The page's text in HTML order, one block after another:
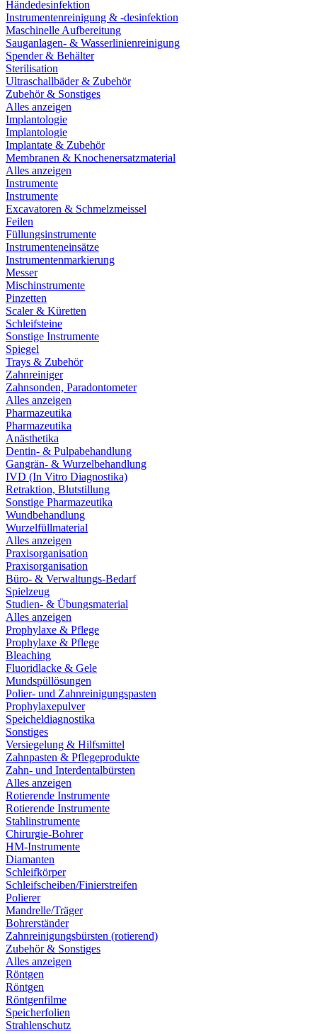
Händedesinfektion
Instrumentenreinigung & -desinfektion
Maschinelle Aufbereitung
Sauganlagen- & Wasserlinienreinigung
Spender & Behälter
Sterilisation
Ultraschallbäder & Zubehör
Zubehör & Sonstiges
Alles anzeigen
Implantologie
Implantologie
Implantate & Zubehör
Membranen & Knochenersatzmaterial
Alles anzeigen
Instrumente
Instrumente
Excavatoren & Schmelzmeissel
Feilen
Füllungsinstrumente
Instrumenteneinsätze
Instrumentenmarkierung
Messer
Mischinstrumente
Pinzetten
Scaler & Küretten
Schleifsteine
Sonstige Instrumente
Spiegel
Trays & Zubehör
Zahnreiniger
Zahnsonden, Paradontometer
Alles anzeigen
Pharmazeutika
Pharmazeutika
Anästhetika
Dentin- & Pulpabehandlung
Gangrän- & Wurzelbehandlung
IVD (In Vitro Diagnostika)
Retraktion, Blutstillung
Sonstige Pharmazeutika
Wundbehandlung
Wurzelfüllmaterial
Alles anzeigen
Praxisorganisation
Praxisorganisation
Büro- & Verwaltungs-Bedarf
Spielzeug
Studien- & Übungsmaterial
Alles anzeigen
Prophylaxe & Pflege
Prophylaxe & Pflege
Bleaching
Fluoridlacke & Gele
Mundspüllösungen
Polier- und Zahnreinigungspasten
Prophylaxepulver
Speicheldiagnostika
Sonstiges
Versiegelung & Hilfsmittel
Zahnpasten & Pflegeprodukte
Zahn- und Interdentalbürsten
Alles anzeigen
Rotierende Instrumente
Rotierende Instrumente
Stahlinstrumente
Chirurgie-Bohrer
HM-Instrumente
Diamanten
Schleifkörper
Schleifscheiben/Finierstreifen
Polierer
Mandrelle/Träger
Bohrerständer
Zahnreinigungsbürsten (rotierend)
Zubehör & Sonstiges
Alles anzeigen
Röntgen
Röntgen
Röntgenfilme
Speicherfolien
Strahlenschutz